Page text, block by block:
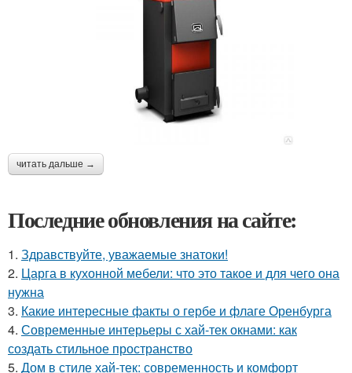
читать дальше →
Последние обновления на сайте:
1. Здравствуйте, уважаемые знатоки!
2. Царга в кухонной мебели: что это такое и для чего она
нужна
3. Какие интересные факты о гербе и флаге Оренбурга
4. Современные интерьеры с хай-тек окнами: как
создать стильное пространство
5. Дом в стиле хай-тек: современность и комфорт